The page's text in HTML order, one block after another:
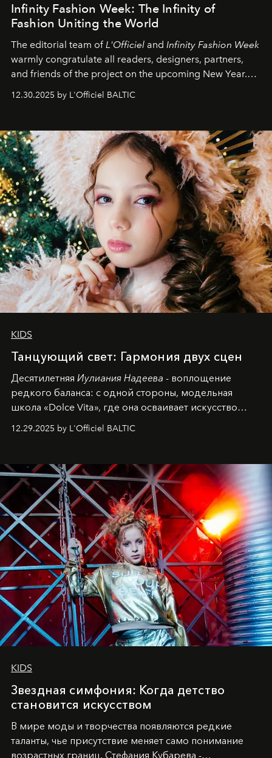
Infinity Fashion Week: The Infinity of
Fashion Uniting the World
The editorial team of L'Officiel and Infinity Fashion Week
warmly congratulate all readers, designers, partners,
and friends of the project on the upcoming New Year.
achievements.
12.30.2025 by L'Officiel BALTIC
KIDS
Танцующий свет: Гармония двух сцен
Десятилетняя Иулиания Надеева - воплощение
редкого баланса: с одной стороны, модельная
школа «Dolce Vita», где она осваивает искусство
балетная студия при хореографическом училище,
танцевального пути за плечами.
12.29.2025 by L'Officiel BALTIC
KIDS
Звездная симфония: Когда детство
становится искусством
В мире моды и творчества появляются редкие
таланты, чье присутствие меняет само понимание
возрастных границ. Стефания Кубарева -